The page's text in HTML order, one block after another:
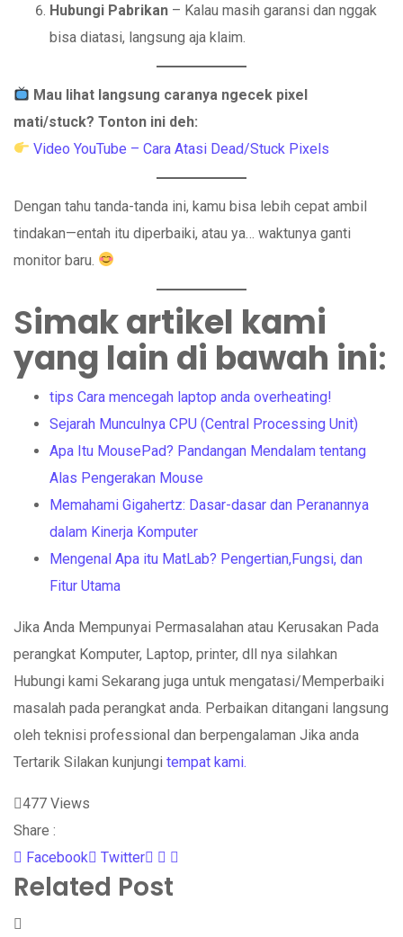
Hubungi Pabrikan – Kalau masih garansi dan nggak
bisa diatasi, langsung aja klaim.
Mau lihat langsung caranya ngecek pixel
mati/stuck? Tonton ini deh:
Video YouTube – Cara Atasi Dead/Stuck Pixels
Dengan tahu tanda-tanda ini, kamu bisa lebih cepat ambil
tindakan—entah itu diperbaiki, atau ya… waktunya ganti
monitor baru.
Simak artikel kami
yang lain di bawah ini:
tips Cara mencegah laptop anda overheating!
Sejarah Munculnya CPU (Central Processing Unit)
Apa Itu MousePad? Pandangan Mendalam tentang
Alas Pengerakan Mouse
Memahami Gigahertz: Dasar-dasar dan Peranannya
dalam Kinerja Komputer
Mengenal Apa itu MatLab? Pengertian,Fungsi, dan
Fitur Utama
Jika Anda Mempunyai Permasalahan atau Kerusakan Pada
perangkat Komputer, Laptop, printer, dll nya silahkan
Hubungi kami Sekarang juga untuk mengatasi/Memperbaiki
masalah pada perangkat anda. Perbaikan ditangani langsung
oleh teknisi professional dan berpengalaman Jika anda
Tertarik Silakan kunjungi tempat kami.
477 Views
Share :
Facebook
Twitter Whatsapp
Share
via
Related Post